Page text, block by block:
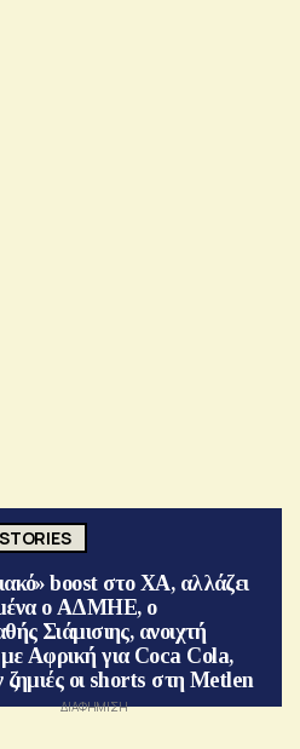
boost στο ΧΑ, αλλάζει
ο ΑΔΜΗΕ, ο
Σιάμισιης, ανοιχτή
Αφρική για Coca Cola,
ζημιές οι shorts στη Metlen